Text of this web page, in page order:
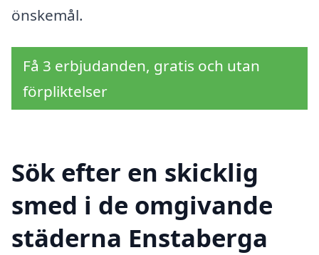
önskemål.
Få 3 erbjudanden, gratis och utan
förpliktelser
Sök efter en skicklig
smed i de omgivande
städerna Enstaberga